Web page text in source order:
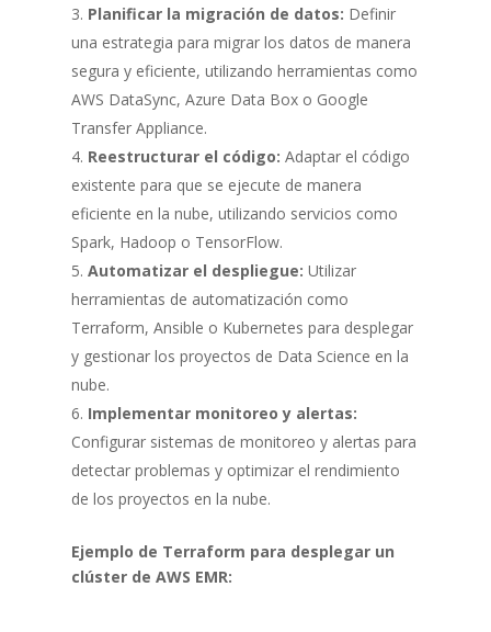
Planificar la migración de datos: Definir
una estrategia para migrar los datos de manera
segura y eficiente, utilizando herramientas como
AWS DataSync, Azure Data Box o Google
Transfer Appliance.
Reestructurar el código: Adaptar el código
existente para que se ejecute de manera
eficiente en la nube, utilizando servicios como
Spark, Hadoop o TensorFlow.
Automatizar el despliegue: Utilizar
herramientas de automatización como
Terraform, Ansible o Kubernetes para desplegar
y gestionar los proyectos de Data Science en la
nube.
Implementar monitoreo y alertas:
Configurar sistemas de monitoreo y alertas para
detectar problemas y optimizar el rendimiento
de los proyectos en la nube.
Ejemplo de Terraform para desplegar un
clúster de AWS EMR: